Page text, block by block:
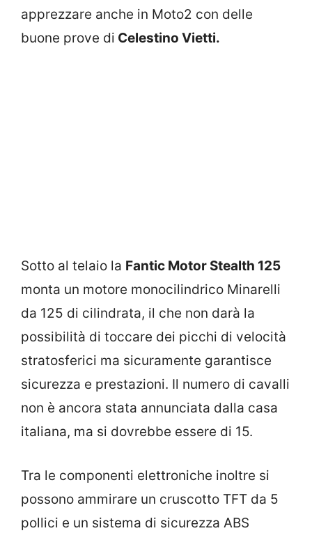
apprezzare anche in Moto2 con delle
buone prove di Celestino Vietti.
Sotto al telaio la Fantic Motor Stealth 125
monta un motore monocilindrico Minarelli
da 125 di cilindrata, il che non darà la
possibilità di toccare dei picchi di velocità
stratosferici ma sicuramente garantisce
sicurezza e prestazioni. Il numero di cavalli
non è ancora stata annunciata dalla casa
italiana, ma si dovrebbe essere di 15.
Tra le componenti elettroniche inoltre si
possono ammirare un cruscotto TFT da 5
pollici e un sistema di sicurezza ABS